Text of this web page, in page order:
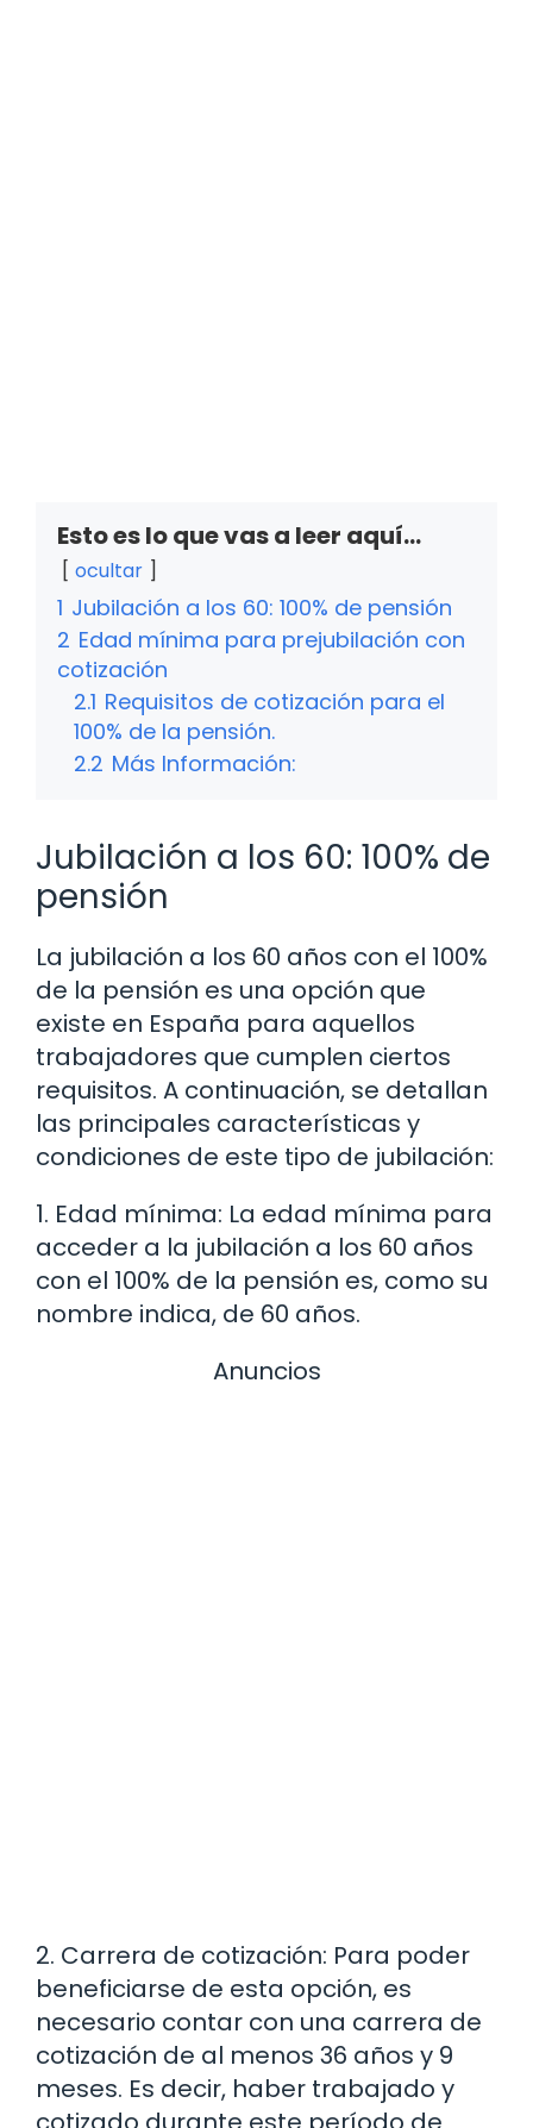
Esto es lo que vas a leer aquí...
ocultar
1 Jubilación a los 60: 100% de pensión
2 Edad mínima para prejubilación con
cotización
2.1 Requisitos de cotización para el
100% de la pensión.
2.2 Más Información:
Jubilación a los 60: 100% de
pensión
La jubilación a los 60 años con el 100%
de la pensión es una opción que
existe en España para aquellos
trabajadores que cumplen ciertos
requisitos. A continuación, se detallan
las principales características y
condiciones de este tipo de jubilación:
1. Edad mínima: La edad mínima para
acceder a la jubilación a los 60 años
con el 100% de la pensión es, como su
nombre indica, de 60 años.
Anuncios
2. Carrera de cotización: Para poder
beneficiarse de esta opción, es
necesario contar con una carrera de
cotización de al menos 36 años y 9
meses. Es decir, haber trabajado y